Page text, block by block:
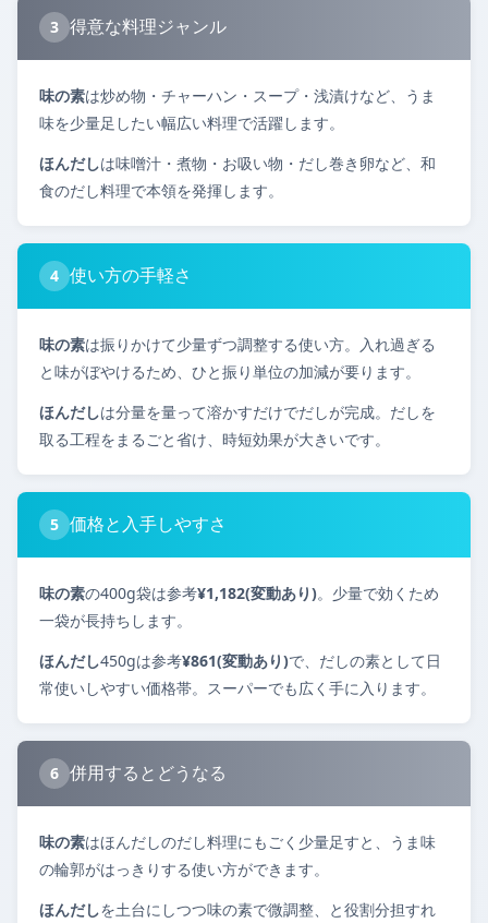
3 得意な料理ジャンル
味の素は炒め物・チャーハン・スープ・浅漬けなど、うま
味を少量足したい幅広い料理で活躍します。
ほんだしは味噌汁・煮物・お吸い物・だし巻き卵など、和
食のだし料理で本領を発揮します。
4 使い方の手軽さ
味の素は振りかけて少量ずつ調整する使い方。入れ過ぎる
と味がぼやけるため、ひと振り単位の加減が要ります。
ほんだしは分量を量って溶かすだけでだしが完成。だしを
取る工程をまるごと省け、時短効果が大きいです。
5 価格と入手しやすさ
味の素の400g袋は参考¥1,182(変動あり)。少量で効くため
一袋が長持ちします。
ほんだし450gは参考¥861(変動あり)で、だしの素として日
常使いしやすい価格帯。スーパーでも広く手に入ります。
6 併用するとどうなる
味の素はほんだしのだし料理にもごく少量足すと、うま味
の輪郭がはっきりする使い方ができます。
ほんだしを土台にしつつ味の素で微調整、と役割分担すれ